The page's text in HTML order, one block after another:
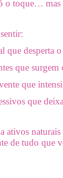
o toque… mas
que desperta
que
que
que
ativos
de tudo que